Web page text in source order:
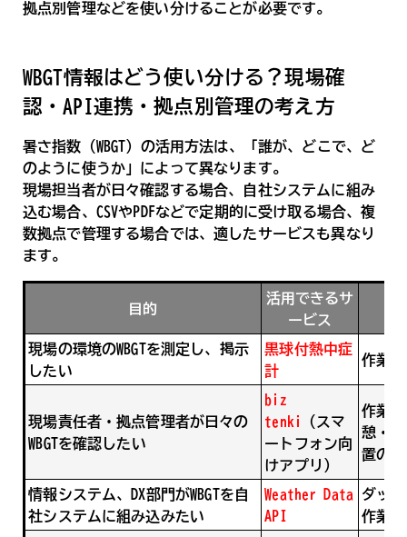
拠点別管理などを使い分けることが必要です。
WBGT情報はどう使い分ける？現場確
認・API連携・拠点別管理の考え方
暑さ指数（WBGT）の活用方法は、「誰が、どこで、ど
のように使うか」によって異なります。
現場担当者が日々確認する場合、自社システムに組み
込む場合、CSVやPDFなどで定期的に受け取る場合、複
数拠点で管理する場合では、適したサービスも異なり
ます。
目的
活用できるサ
ービス
現場の環境のWBGTを測定し、掲示
したい
黒球付熱中症
計
作業
現場責任者・拠点管理者が日々の
WBGTを確認したい
biz
tenki
（スマ
ートフォン向
けアプリ）
作業前
憩・
置の
情報システム、DX部門がWBGTを自
社システムに組み込みたい
Weather Data
API
ダッシ
作業